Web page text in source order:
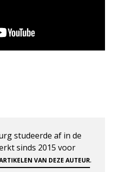
studeerde af in de
sinds 2015 voor
VAN DEZE AUTEUR.